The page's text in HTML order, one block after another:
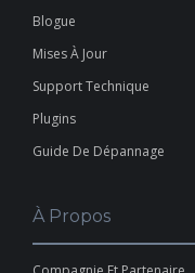
Blogue
Mises À Jour
Support Technique
Plugins
Guide De Dépannage
À Propos